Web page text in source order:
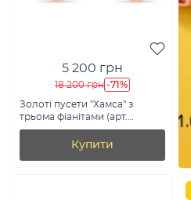
5 200 грн
18 200 грн -71%
Золоті пусети "Хамса" з
трьома фіанітами (арт.
108808)
Купити